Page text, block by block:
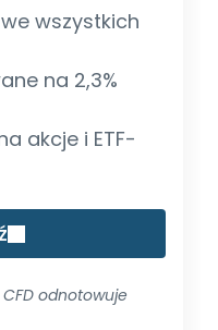
wszystkich
na 2,3%
akcje i ETF-
odnotowuje